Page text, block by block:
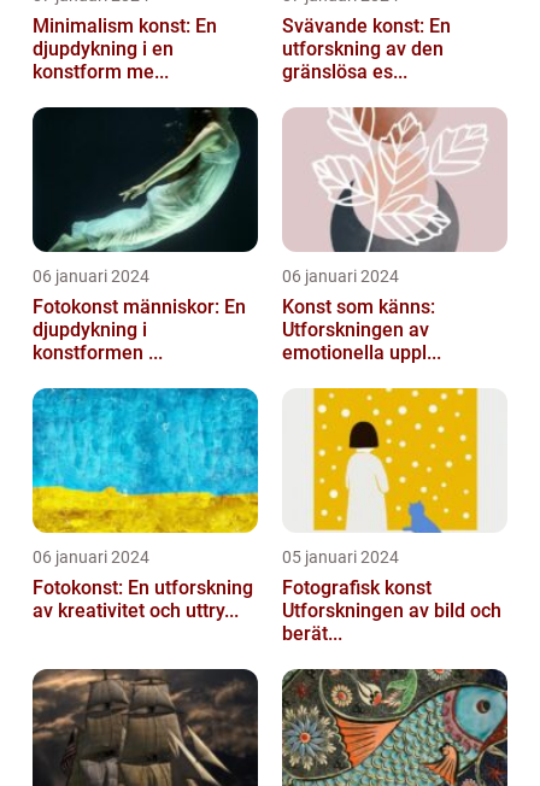
Minimalism konst: En
djupdykning i en
konstform me...
Svävande konst: En
utforskning av den
gränslösa es...
06 januari 2024
Fotokonst människor: En
djupdykning i
konstformen ...
06 januari 2024
Konst som känns:
Utforskningen av
emotionella uppl...
06 januari 2024
Fotokonst: En utforskning
av kreativitet och uttry...
05 januari 2024
Fotografisk konst
Utforskningen av bild och
berät...